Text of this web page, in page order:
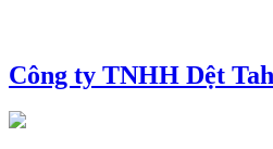
Công ty TNHH Dệt